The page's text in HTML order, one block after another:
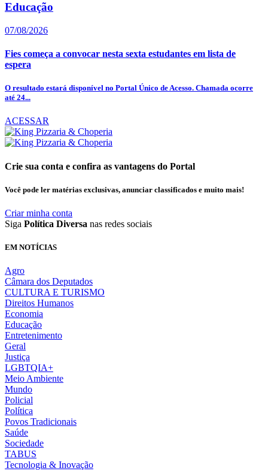
Educação
07/08/2026
Fies começa a convocar nesta sexta estudantes em lista de
espera
O resultado estará disponível no Portal Único de Acesso. Chamada ocorre
até 24...
ACESSAR
Crie sua conta e confira as vantagens do Portal
Você pode ler matérias exclusivas, anunciar classificados e muito mais!
Criar minha conta
Siga Política Diversa nas redes sociais
EM NOTÍCIAS
Agro
Câmara dos Deputados
CULTURA E TURISMO
Direitos Humanos
Economia
Educação
Entretenimento
Geral
Justiça
LGBTQIA+
Meio Ambiente
Mundo
Policial
Política
Povos Tradicionais
Saúde
Sociedade
TABUS
Tecnologia & Inovação